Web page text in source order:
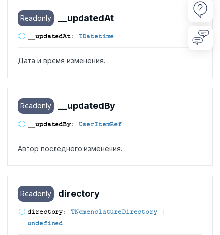
Readonly __updatedAt
__updatedAt: TDatetime
Дата и время изменения.
Readonly __updatedBy
__updatedBy: UserItemRef
Автор последнего изменения.
Readonly directory
directory: TNomenclatureDirectory |
undefined